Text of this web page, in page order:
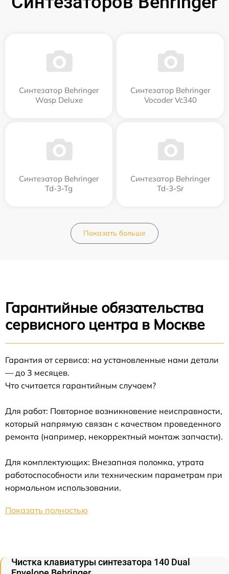
Синтезатор Behringer
Wasp Deluxe
Синтезатор Behringer
Vocoder Vc340
Синтезатор Behringer
Td-3-Tg
Синтезатор Behringer
Td-3-Sr
Показать больше
Гарантийные обязательства
сервисного центра в Москве
Гарантия от сервиса: на установленные нами детали
— до 3 месяцев.
Что считается гарантийным случаем?
Для работ: Повторное возникновение неисправности,
который напрямую связан с качеством проведенного
ремонта (например, некорректный монтаж запчасти).
Для комплектующих: Внезапная поломка, утрата
работоспособности или техническим параметрам при
нормальном использовании.
Показать полностью
Чистка клавиатуры синтезатора 140 Dual